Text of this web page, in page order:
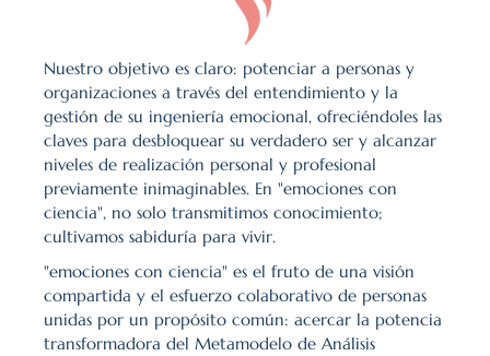
Nuestro objetivo es claro: potenciar a personas y
organizaciones a través del entendimiento y la
gestión de su ingeniería emocional, ofreciéndoles las
claves para desbloquear su verdadero ser y alcanzar
niveles de realización personal y profesional
previamente inimaginables. En "emociones con
ciencia", no solo transmitimos conocimiento;
cultivamos sabiduría para vivir.
"emociones con ciencia" es el fruto de una visión
compartida y el esfuerzo colaborativo de personas
unidas por un propósito común: acercar la potencia
transformadora del Metamodelo de Análisis